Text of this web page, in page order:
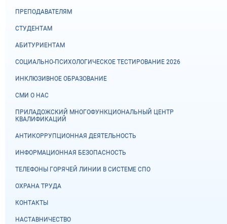
ПРЕПОДАВАТЕЛЯМ
СТУДЕНТАМ
АБИТУРИЕНТАМ
СОЦИАЛЬНО-ПСИХОЛОГИЧЕСКОЕ ТЕСТИРОВАНИЕ 2026
ИНКЛЮЗИВНОЕ ОБРАЗОВАНИЕ
СМИ О НАС
ПРИЛАДОЖСКИЙ МНОГОФУНКЦИОНАЛЬНЫЙ ЦЕНТР
КВАЛИФИКАЦИЙ
АНТИКОРРУПЦИОННАЯ ДЕЯТЕЛЬНОСТЬ
ИНФОРМАЦИОННАЯ БЕЗОПАСНОСТЬ
ТЕЛЕФОНЫ ГОРЯЧЕЙ ЛИНИИ В СИСТЕМЕ СПО
ОХРАНА ТРУДА
КОНТАКТЫ
НАСТАВНИЧЕСТВО